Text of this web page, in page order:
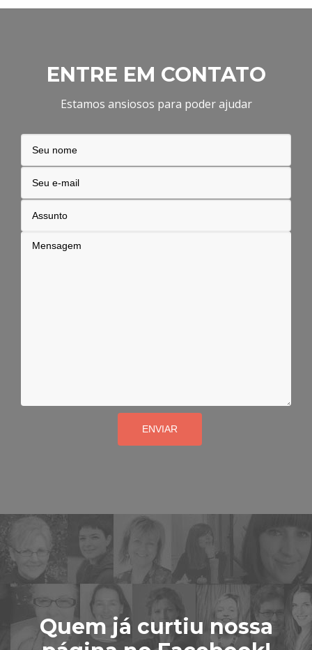
ENTRE EM CONTATO
Estamos ansiosos para poder ajudar
ENVIAR
Quem já curtiu nossa